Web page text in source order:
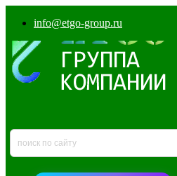
info@etgo-group.ru